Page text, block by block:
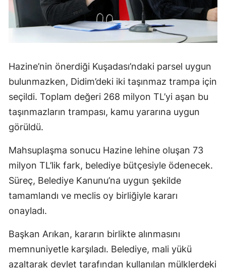
Hazine’nin önerdiği Kuşadası’ndaki parsel uygun
bulunmazken, Didim’deki iki taşınmaz trampa için
seçildi. Toplam değeri 268 milyon TL’yi aşan bu
taşınmazların trampası, kamu yararına uygun
görüldü.
Mahsuplaşma sonucu Hazine lehine oluşan 73
milyon TL’lik fark, belediye bütçesiyle ödenecek.
Süreç, Belediye Kanunu’na uygun şekilde
tamamlandı ve meclis oy birliğiyle kararı
onayladı.
Başkan Arıkan, kararın birlikte alınmasını
memnuniyetle karşıladı. Belediye, mali yükü
azaltarak devlet tarafından kullanılan mülklerdeki